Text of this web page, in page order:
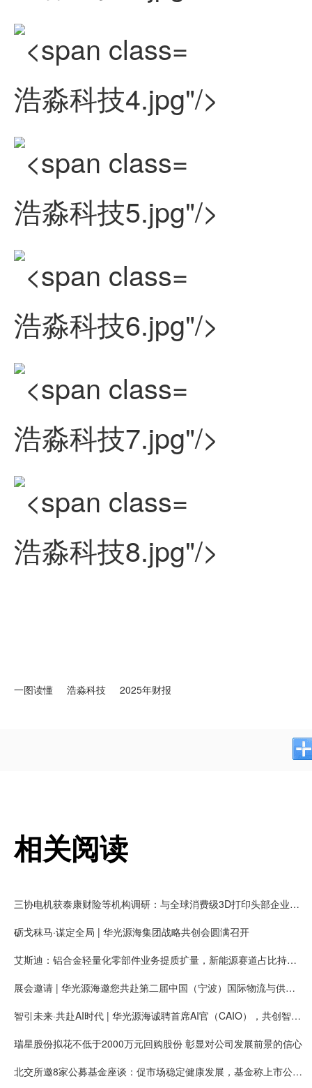
浩淼科技4.jpg"/>
浩淼科技5.jpg"/>
浩淼科技6.jpg"/>
浩淼科技7.jpg"/>
浩淼科技8.jpg"/>
一图读懂 浩淼科技 2025年财报
相关阅读
三协电机获泰康财险等机构调研：与全球消费级3D打印头部企业拓竹长期合作，有望获得大量新增客户需求
砺戈秣马·谋定全局 | 华光源海集团战略共创会圆满召开
艾斯迪：铝合金轻量化零部件业务提质扩量，新能源赛道占比持续提高
展会邀请 | 华光源海邀您共赴第二届中国（宁波）国际物流与供应链博览会，展位号：T01
智引未来·共赴AI时代 | 华光源海诚聘首席AI官（CAIO），共创智慧物流新未来！
瑞星股份拟花不低于2000万元回购股份 彰显对公司发展前景的信心
北交所邀8家公募基金座谈：促市场稳定健康发展，基金称上市公司质量持续提升